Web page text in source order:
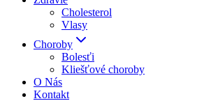
Cholesterol
Vlasy
Choroby
Bolesťi
Kliešťové choroby
O Nás
Kontakt